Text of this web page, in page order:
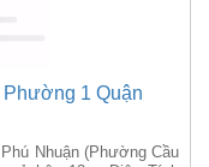
Phú Nhuận